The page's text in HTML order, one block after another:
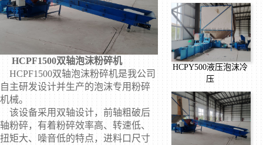
HCPF1500双轴泡沫粉碎机
HCPF1500双轴泡沫粉碎机是我公司
自主研发设计并生产的泡沫专用粉碎
机械。
该设备采用双轴设计，前轴粗破后
轴粉碎，有着粉碎效率高、转速低、
扭矩大、噪音低的特点，进料口尺寸
HCPY500液压泡沫冷
压